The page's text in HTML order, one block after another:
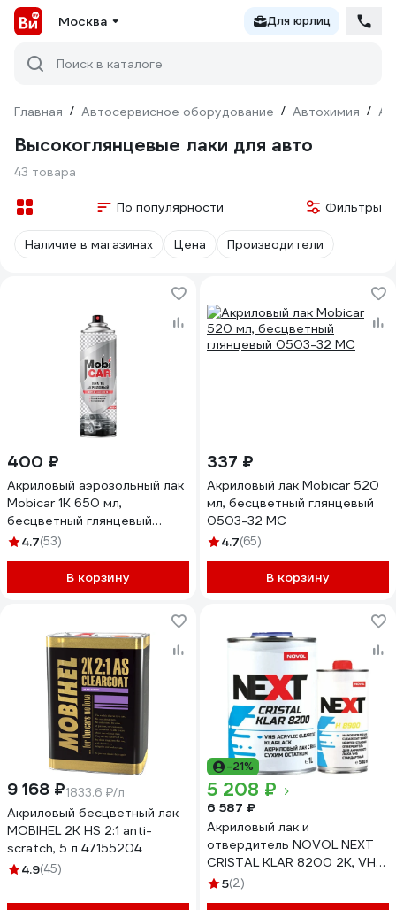
Москва Для юрлиц
Поиск в каталоге
Главная / Автосервисное оборудование / Автохимия /
Высокоглянцевые лаки для авто
43 товара
По популярности Фильтры
Наличие в магазинах Цена Производители
400 ₽
Акриловый аэрозольный лак
Mobicar 1К 650 мл,
бесцветный глянцевый
0503-30 MC
4.7(53)
В корзину
337 ₽
Акриловый лак Mobicar 520
мл, бесцветный глянцевый
0503-32 MC
4.7(65)
В корзину
9 168 ₽1833.6 ₽/л
Акриловый бесцветный лак
MOBIHEL 2К HS 2:1 anti-
scratch, 5 л 47155204
4.9(45)
-21%
5 208 ₽
6 587 ₽
Акриловый лак и
отвердитель NOVOL NEXT
CRISTAL KLAR 8200 2К, VHS,
2+1, эффект
5(2)